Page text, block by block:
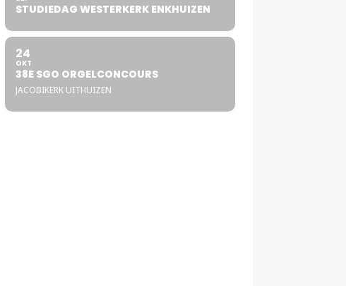
STUDIEDAG WESTERKERK ENKHUIZEN
24
OKT
38E SGO ORGELCONCOURS
JACOBIKERK UITHUIZEN